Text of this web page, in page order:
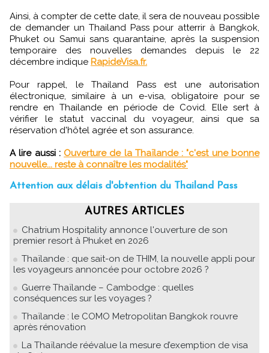
Ainsi, à compter de cette date, il sera de nouveau possible
de demander un Thailand Pass pour atterrir à Bangkok,
Phuket ou Samui sans quarantaine, après la suspension
temporaire des nouvelles demandes depuis le 22
décembre indique RapideVisa.fr.
Pour rappel, le Thailand Pass est une autorisation
électronique, similaire à un e-visa, obligatoire pour se
rendre en Thailande en période de Covid. Elle sert à
vérifier le statut vaccinal du voyageur, ainsi que sa
réservation d'hôtel agrée et son assurance.
A lire aussi : Ouverture de la Thaïlande : "c'est une bonne
nouvelle... reste à connaître les modalités"
Attention aux délais d'obtention du Thailand Pass
AUTRES ARTICLES
Chatrium Hospitality annonce l'ouverture de son
premier resort à Phuket en 2026
Thaïlande : que sait-on de THIM, la nouvelle appli pour
les voyageurs annoncée pour octobre 2026 ?
Guerre Thaïlande – Cambodge : quelles
conséquences sur les voyages ?
Thaïlande : le COMO Metropolitan Bangkok rouvre
après rénovation
La Thaïlande réévalue la mesure d’exemption de visa